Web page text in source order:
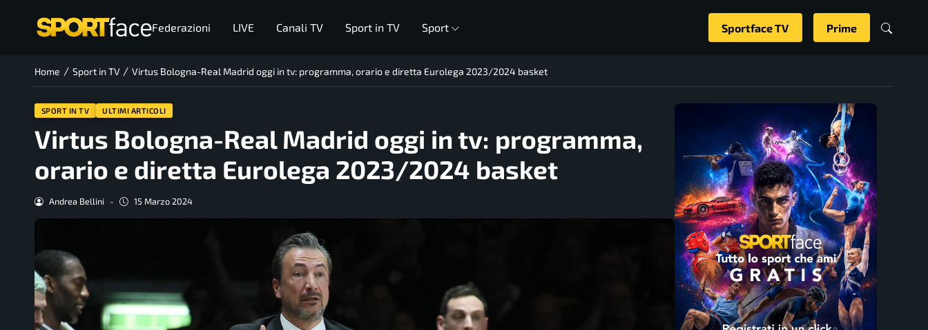
Federazioni LIVE Canali TV Sport in TV Sport Sportface TV Prime
Home / Sport in TV / Virtus Bologna-Real Madrid oggi in tv: programma, orario e diretta Eurolega 2023/2024 basket
SPORT IN TV ULTIMI ARTICOLI
Virtus Bologna-Real Madrid oggi in tv: programma,
orario e diretta Eurolega 2023/2024 basket
Andrea Bellini - 15 Marzo 2024